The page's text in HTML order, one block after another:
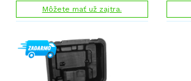
Môžete mať už zajtra.